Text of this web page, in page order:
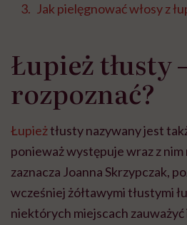
Jak pielęgnować włosy z
Łupież tłusty
rozpoznać?
Łupieżtłusty nazywany jest
ponieważ występuje wraz z nim
zaznacza Joanna Skrzypczak,
wcześniej żółtawymi tłustymi
niektórych miejscach zauważyć